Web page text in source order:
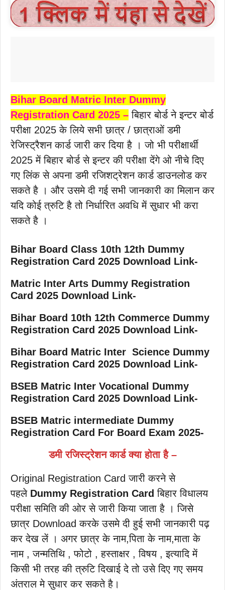
Bihar Board Matric Inter Dummy
Registration Card 2025 – बिहार बोर्ड ने इन्टर बोर्ड
परीक्षा 2025 के लिये सभी छात्र / छात्राओं डमी
रेजिस्ट्रैशन कार्ड जारी कर दिया है । जो भी परीक्षार्थी
2025 में बिहार बोर्ड से इन्टर की परीक्षा देंगे ओ नीचे दिए
गए लिंक से अपना डमी रजिशट्रेशन कार्ड डाउनलोड कर
सकते है । और उसमे दी गई सभी जानकारी का मिलान कर
यदि कोई त्रुटि है तो निर्धारित अवधि में सुधार भी करा
सकते है ।
Bihar Board Class 10th 12th Dummy
Registration Card 2025 Download Link-
Matric Inter Arts Dummy Registration
Card 2025 Download Link-
Bihar Board 10th 12th Commerce Dummy
Registration Card 2025 Download Link-
Bihar Board Matric Inter Science Dummy
Registration Card 2025 Download Link-
BSEB Matric Inter Vocational Dummy
Registration Card 2025 Download Link-
BSEB Matric intermediate Dummy
Registration Card For Board Exam 2025-
डमी रजिस्ट्रेशन कार्ड क्या होता है –
Original Registration Card जारी करने से
पहले Dummy Registration Card बिहार विधालय
परीक्षा समिति की ओर से जारी किया जाता है । जिसे
छात्र Download करके उसमे दी हुई सभी जानकारी पढ़
कर देख लें । अगर छात्र के नाम,पिता के नाम,माता के
नाम , जन्मतिथि , फोटो , हस्ताक्षर , विषय , इत्यादि में
किसी भी तरह की त्रुटि दिखाई दे तो उसे दिए गए समय
अंतराल मे सुधार कर सकते है।